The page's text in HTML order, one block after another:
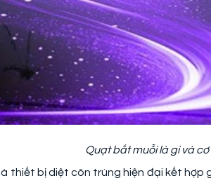
Quạt bắt muỗi là gì và
là thiết bị diệt côn trùng hiện đại kết hợp